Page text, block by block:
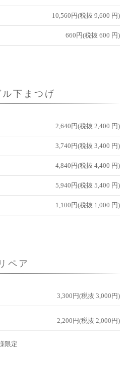
10,560円(税抜 9,600 円)
660円(税抜 600 円)
ル下まつげ
2,640円(税抜 2,400 円)
3,740円(税抜 3,400 円)
4,840円(税抜 4,400 円)
5,940円(税抜 5,400 円)
1,100円(税抜 1,000 円)
リペア
3,300円(税抜 3,000円)
2,200円(税抜 2,000円)
限定